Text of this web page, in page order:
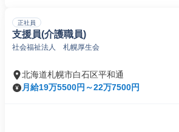
正社員
支援員(介護職員)
社会福祉法人 札幌厚生会
北海道札幌市白石区平和通
月給19万5500円～22万7500円